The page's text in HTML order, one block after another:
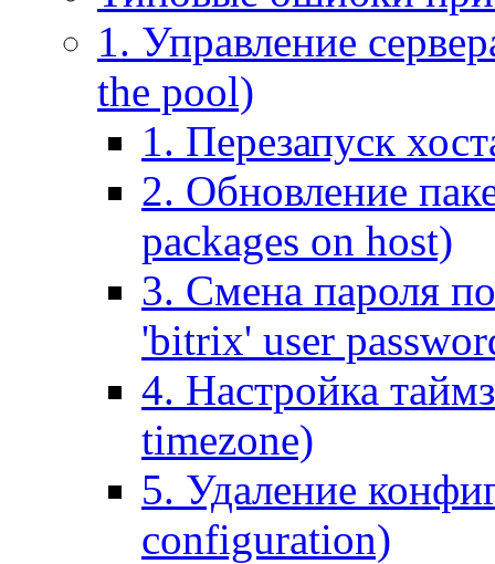
1. Управление
the pool)
1. Перезапуск
2. Обновление
packages on host)
3. Смена пароля
'bitrix' user
4. Настройка
timezone)
5. Удаление
configuration)